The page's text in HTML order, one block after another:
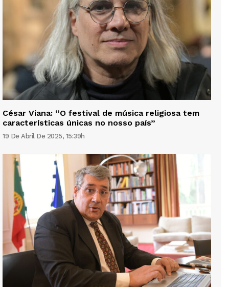
César Viana: “O festival de música religiosa tem
características únicas no nosso país”
19 De Abril De 2025, 15:39h